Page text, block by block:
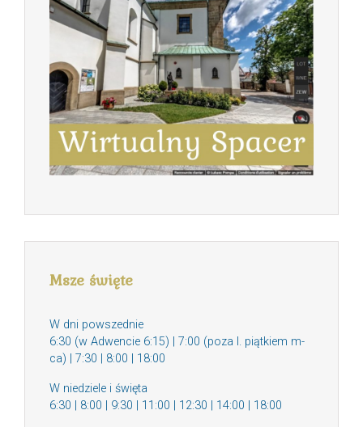
Msze święte
W dni powszednie
6:30 (w Adwencie 6:15) | 7:00 (poza I. piątkiem m-
ca) | 7:30 | 8:00 | 18:00
W niedziele i święta
6:30 | 8:00 | 9:30 | 11:00 | 12:30 | 14:00 | 18:00